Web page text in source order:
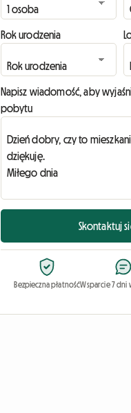
Rok urodzenia
Napisz wiadomość, aby
pobytu
Skontaktuj
Bezpieczna płatnośćWsparcie 7 dni